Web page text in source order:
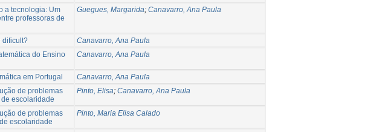
a tecnologia: Um
professoras de
Guegues, Margarida; Canavarro, Ana Paula
dificult?
Canavarro, Ana Paula
do Ensino
Canavarro, Ana Paula
em Portugal
Canavarro, Ana Paula
de problemas
escolaridade
Pinto, Elisa; Canavarro, Ana Paula
de problemas
escolaridade
Pinto, Maria Elisa Calado